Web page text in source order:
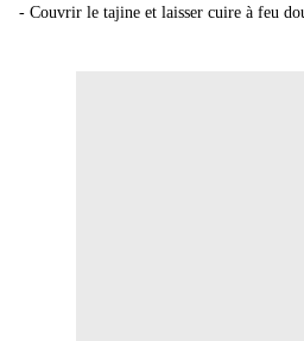
- Couvrir le tajine et laisser cuire à feu